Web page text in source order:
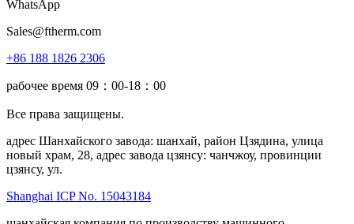
WhatsApp
Sales@ftherm.com
+86 188 1826 2306
рабочее время 09：00-18：00
Все права защищены.
адрес Шанхайского завода: шанхай, район Цзядина, улица
новый храм, 28, адрес завода цзянсу: чанчжоу, провинции
цзянсу, ул.
Shanghai ICP No. 15043184